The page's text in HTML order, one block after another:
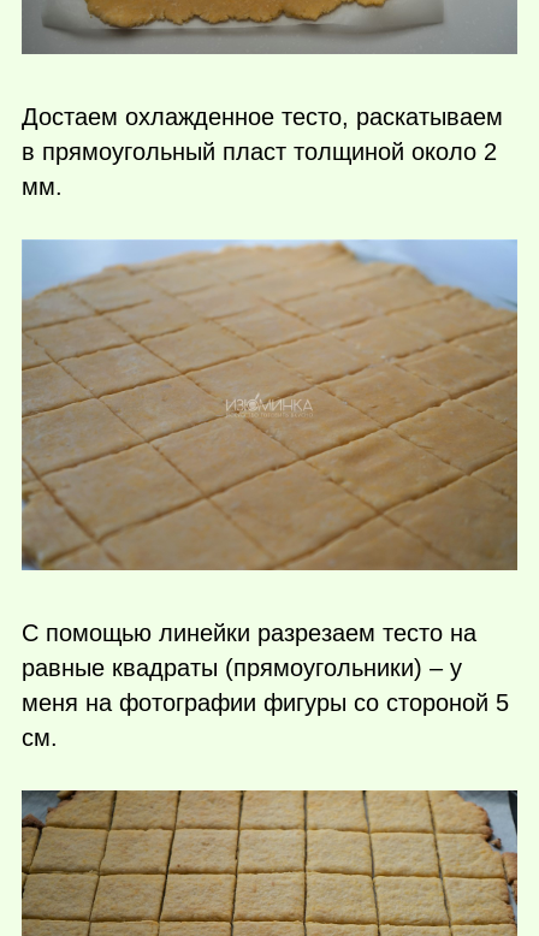
Достаем охлажденное тесто, раскатываем
в прямоугольный пласт толщиной около 2
мм.
С помощью линейки разрезаем тесто на
равные квадраты (прямоугольники) – у
меня на фотографии фигуры со стороной 5
см.